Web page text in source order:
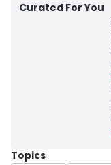
Curated For You
Topics